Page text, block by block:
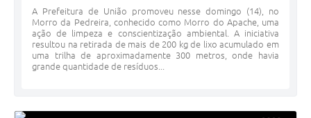
A Prefeitura de União promoveu nesse domingo (14), no
Morro da Pedreira, conhecido como Morro do Apache, uma
ação de limpeza e conscientização ambiental. A iniciativa
resultou na retirada de mais de 200 kg de lixo acumulado em
uma trilha de aproximadamente 300 metros, onde havia
grande quantidade de resíduos...